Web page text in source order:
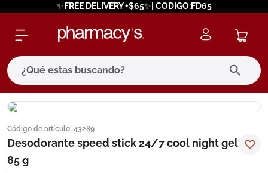
✨FREE DELIVERY +$65✨| CODIGO:FD65
¿Qué estas buscando?
Código de artículo: 43289
Desodorante speed stick 24/7 cool night gel
85 g
términos más buscados
1. eucerin